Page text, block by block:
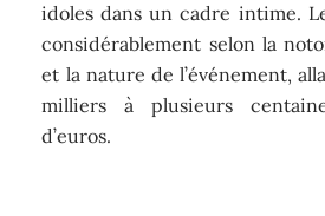
idoles dans un cadre intime.
considérablement selon la
et la nature de l’événement,
milliers à plusieurs
d’euros.